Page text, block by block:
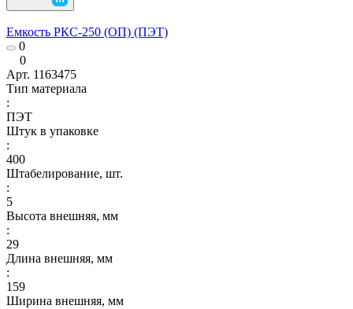
Емкость РКС-250 (ОП) (ПЭТ)
0
0
Арт. 1163475
Тип материала
:
ПЭТ
Штук в упаковке
:
400
Штабелирование, шт.
:
5
Высота внешняя, мм
:
29
Длина внешняя, мм
:
159
Ширина внешняя, мм